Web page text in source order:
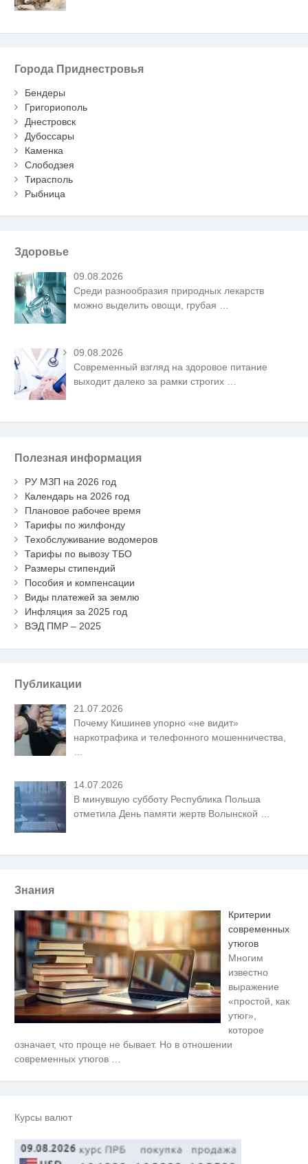
Города Приднестровья
Бендеры
Григориополь
Днестровск
Дубоссары
Каменка
Слободзея
Тирасполь
Рыбница
Здоровье
09.08.2026
Среди разнообразия природных лекарств
можно выделить овощи, грубая
09.08.2026
Современный взгляд на здоровое питание
выходит далеко за рамки строгих
Полезная информация
РУ МЗП на 2026 год
Календарь на 2026 год
Плановое рабочее время
Тарифы по жилфонду
Техобслуживание водомеров
Тарифы по вывозу ТБО
Размеры стипендий
Пособия и компенсации
Виды платежей за землю
Инфляция за 2025 год
ВЭД ПМР – 2025
Публикации
21.07.2026
Почему Кишинев упорно «не видит»
наркотрафика и телефонного мошенничества,
14.07.2026
В минувшую субботу Республика Польша
отметила День памяти жертв Волынской …
Знания
Критерии
современных
утюгов
Многим
известно
выражение
«простой, как
утюг»,
которое
означает, что проще не бывает. Но в отношении
современных утюгов
Курсы валют
а смеяться вы будете долго
i
Скрытая камера на пляже